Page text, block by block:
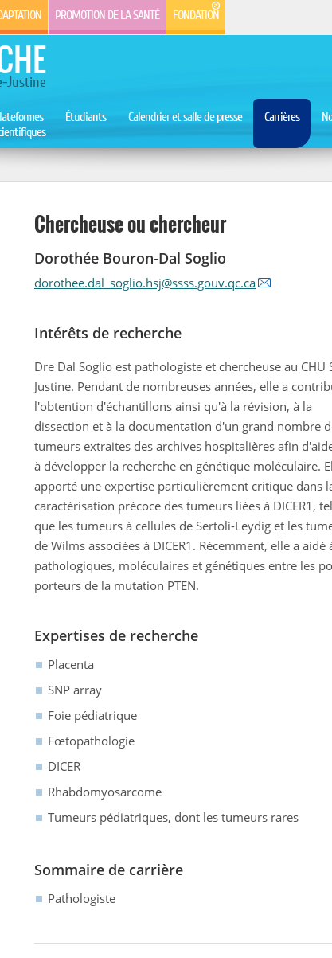
PROMOTION DE LA SANTÉ FONDATION
Justine
Étudiants Calendrier et salle de presse Carrières
Chercheuse ou chercheur
Dorothée Bouron-Dal Soglio
dorothee.dal_soglio.hsj@ssss.gouv.qc.ca
Intérêts de recherche
Dre Dal Soglio est pathologiste et chercheuse au CHU
Justine. Pendant de nombreuses années, elle a
l'obtention d'échantillons ainsi qu'à la révision, à la
dissection et à la documentation d'un grand nombre
tumeurs extraites des archives hospitalières afin
à développer la recherche en génétique moléculaire.
apporté une expertise particulièrement critique dans
caractérisation précoce des tumeurs liées à DICER1,
que les tumeurs à cellules de Sertoli-Leydig et les
de Wilms associées à DICER1. Récemment, elle a
pathologiques, moléculaires et génétiques entre les
porteurs de la mutation PTEN.
Expertises de recherche
Placenta
SNP array
Foie pédiatrique
Fœtopathologie
DICER
Rhabdomyosarcome
Tumeurs pédiatriques, dont les tumeurs rares
Sommaire de carrière
Pathologiste